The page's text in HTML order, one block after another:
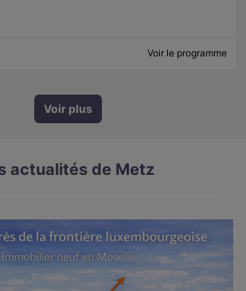
Voir le programme
Voir plus
actualités de Metz